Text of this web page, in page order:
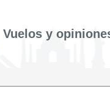
Vuelos y